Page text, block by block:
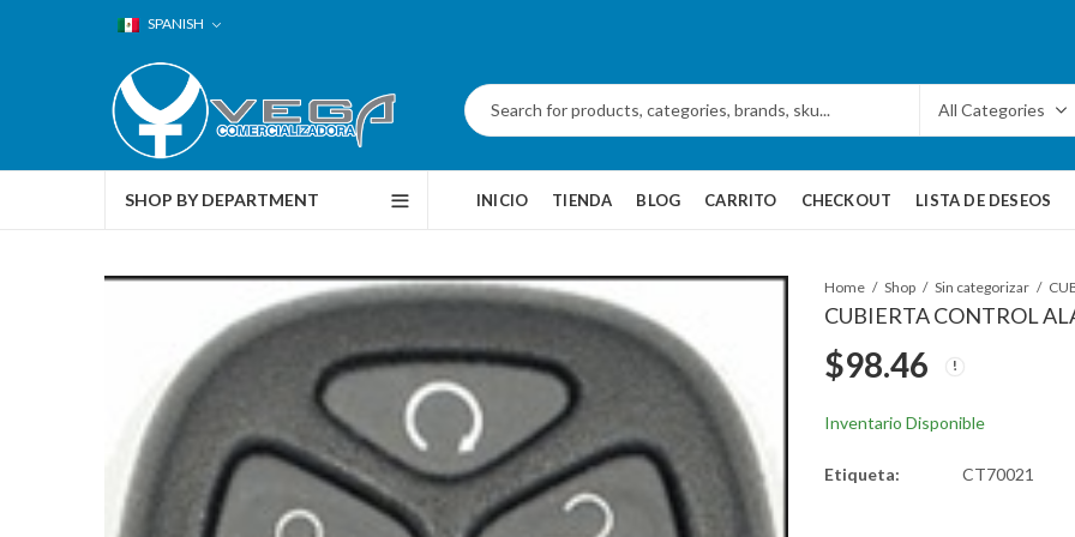
SPANISH
SHOP BY DEPARTMENT INICIO TIENDA BLOG CARRITO CHECKOUT LISTA DE DESEOS
Home Shop Sin categorizar
CUBIERTA CONTROL
$98.46
Inventario Disponible
Etiqueta: CT70021